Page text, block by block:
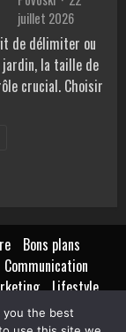
juillet 2026
de délimiter ou
jardin, la taille de
crucial. Choisir
Bons plans
Communication
Lifestyle
Métiers
you the best